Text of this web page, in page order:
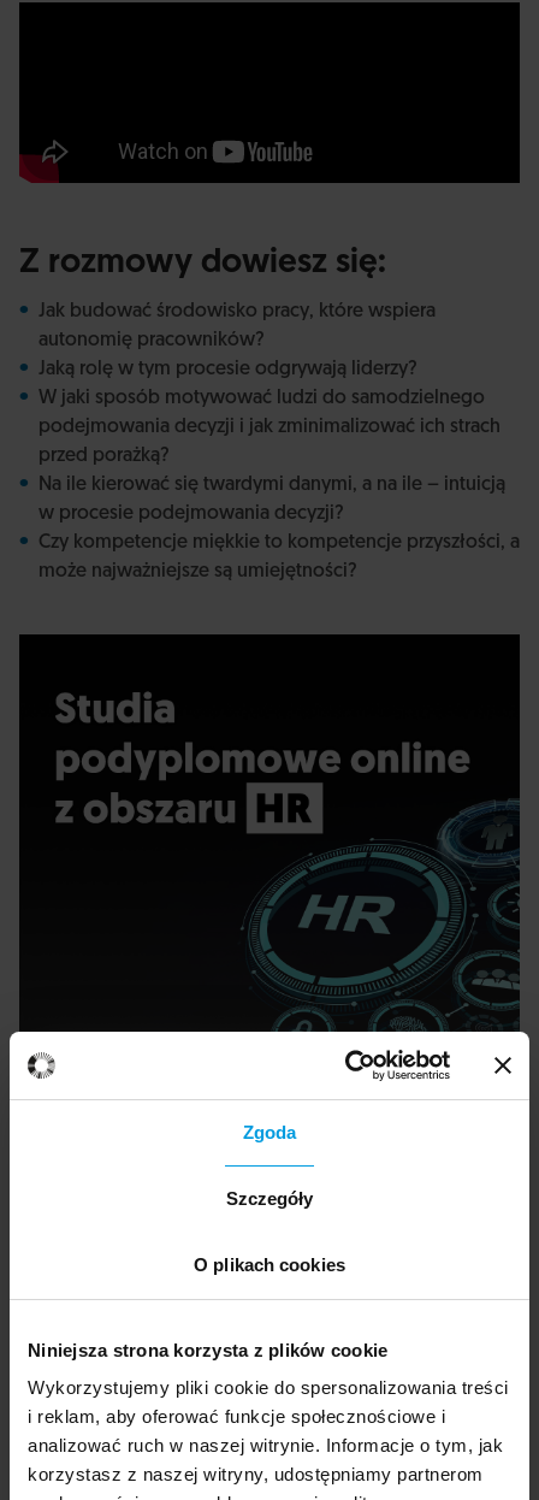
Zgoda
Szczegóły
O plikach cookies
Niniejsza strona korzysta z plików cookie
Wykorzystujemy pliki cookie do spersonalizowania treści
i reklam, aby oferować funkcje społecznościowe i
analizować ruch w naszej witrynie. Informacje o tym, jak
korzystasz z naszej witryny, udostępniamy partnerom
Z rozmowy dowiesz się:
Jak budować środowisko pracy, które wspiera
autonomię pracowników?
Jaką rolę w tym procesie odgrywają liderzy?
W jaki sposób motywować ludzi do samodzielnego
podejmowania decyzji i jak zminimalizować ich strach
przed porażką?
Na ile kierować się twardymi danymi, a na ile – intuicją
w procesie podejmowania decyzji?
Czy kompetencje miękkie to kompetencje przyszłości, a
może najważniejsze są umiejętności?
Piotr Dziwok
doświadczeniem, coach i mentor kadry
zarządzającej,niezależny członek rad
nadzorczych oraz Honorowy Prezydent i
Przewodniczący Rady Doradczej ABSL –